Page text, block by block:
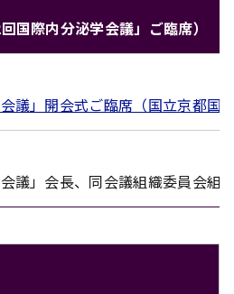
国際内分泌学会議」ご臨席）
議」開会式ご臨席（国立京都国
会議」会長、同会議組織委員会